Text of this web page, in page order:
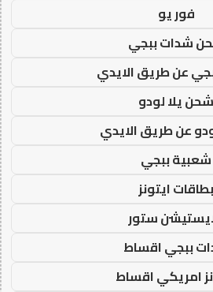
فور يو
شدات ببجي
عن طريق الايدي
شحن يلا لودو
عن طريق الايدي
شعبية ببجي
بطاقات ايتونز
ستور
ببجي اقساط
امريكي اقساط